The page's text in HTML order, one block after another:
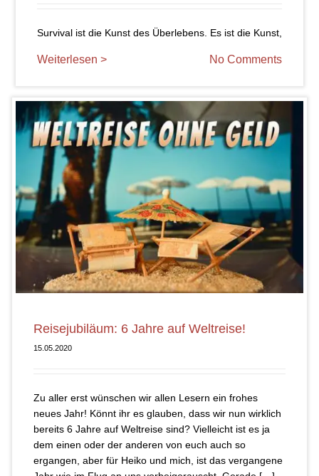
Survival ist die Kunst des Überlebens. Es ist die Kunst,
Weiterlesen > No Comments
Reisejubiläum: 6 Jahre auf Weltreise!
15.05.2020
Zu aller erst wünschen wir allen Lesern ein frohes
neues Jahr! Könnt ihr es glauben, dass wir nun wirklich
bereits 6 Jahre auf Weltreise sind? Vielleicht ist es ja
dem einen oder der anderen von euch auch so
ergangen, aber für Heiko und mich, ist das vergangene